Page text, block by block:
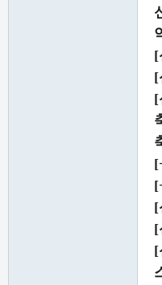
[
[
[
[
[
[